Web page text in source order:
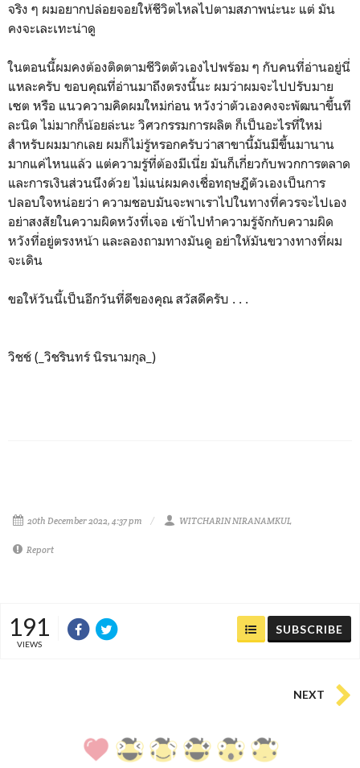
จริง ๆ ผมอยากปล่อยจอยให้ชีวิตไหลไปตามสภาพน่ะนะ แต่ มัน
คงจะเละเทะน่าดู
ในตอนนี้ผมคงต้องติดตามชีวิตตัวเองไปพร้อม ๆ กับคนที่อ่านอยู่นี่
แหละครับ ขอบคุณที่อ่านมาถึงตรงนี้นะ ผมว่าผมจะไปปรับมาย
เซต หรือ แนวความคิดผมใหม่ก่อน หวังว่าตัวเองคงจะพัฒนาขึ้นที
ละนิด ไม่มากก็น้อยล่ะนะ วิศวกรรมการผลิต ก็เป็นอะไรที่ใหม่
สำหรับผมมากเลย ผมก็ไม่รู้หรอกครับว่าสาขานี้มันมีขึ้นมานาน
มากแค่ไหนแล้ว แต่ความรู้ที่ต้องมีเนี่ย มันก็เกี่ยวกับพวกการตลาด
และการเงินส่วนนึงด้วย ไม่แน่ผมคงเชื่อทฤษฎีตัวเองเป็นการ
ปลอบใจหน่อยว่า ความชอบมันจะพาเราไปในทางที่ควรจะไปเอง
อย่าสงสัยในความผิดหวังที่เจอ เข้าไปทำความรู้จักกับความผิด
หวังที่อยู่ตรงหน้า และลองถามทางมันดู อย่าให้มันขวางทางที่ผม
จะเดิน
ขอให้วันนี้เป็นอีกวันที่ดีของคุณ สวัสดีครับ . . .
วิชช์ (_วิชรินทร์ นิรนามกุล_)
20th December 2022, 4:37 pm WITCHARIN NIRANAMKUL
Report
191
VIEWS
SUBSCRIBE
NEXT